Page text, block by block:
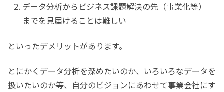
データ分析からビジネス課題解決の先（事業化等）
までを見届けることは難しい
といったデメリットがあります。
とにかくデータ分析を深めたいのか、いろいろなデータを
扱いたいのか等、自分のビジョンにあわせて事業会社にす